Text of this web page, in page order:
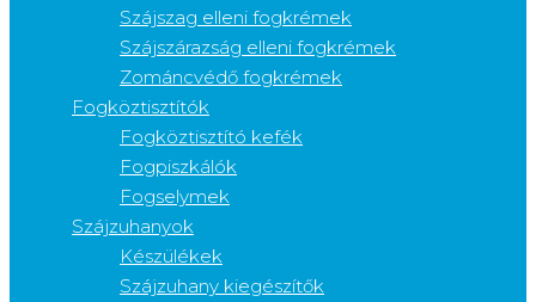
Szájszag elleni fogkrémek
Szájszárazság elleni fogkrémek
Zománcvédő fogkrémek
Fogköztisztítók
Fogköztisztító kefék
Fogpiszkálók
Fogselymek
Szájzuhanyok
Készülékek
Szájzuhany kiegészítők